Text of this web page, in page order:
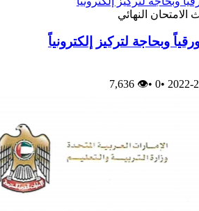
الامتحان النهائي
وبحاجة لتركيز إلكترونياً
2022-
•
0
•
👁 7,636